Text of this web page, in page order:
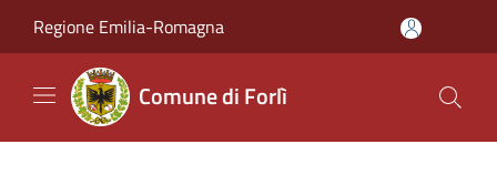
Regione Emilia-Romagna
Comune di Forlì